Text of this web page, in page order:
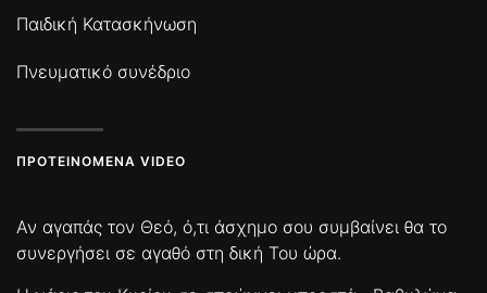
Παιδική Κατασκήνωση
Πνευματικό συνέδριο
ΠΡΟΤΕΙΝΌΜΕΝΑ VIDEO
Αν αγαπάς τον Θεό, ό,τι άσχημο σου συμβαίνει θα το
συνεργήσει σε αγαθό στη δική Του ώρα.